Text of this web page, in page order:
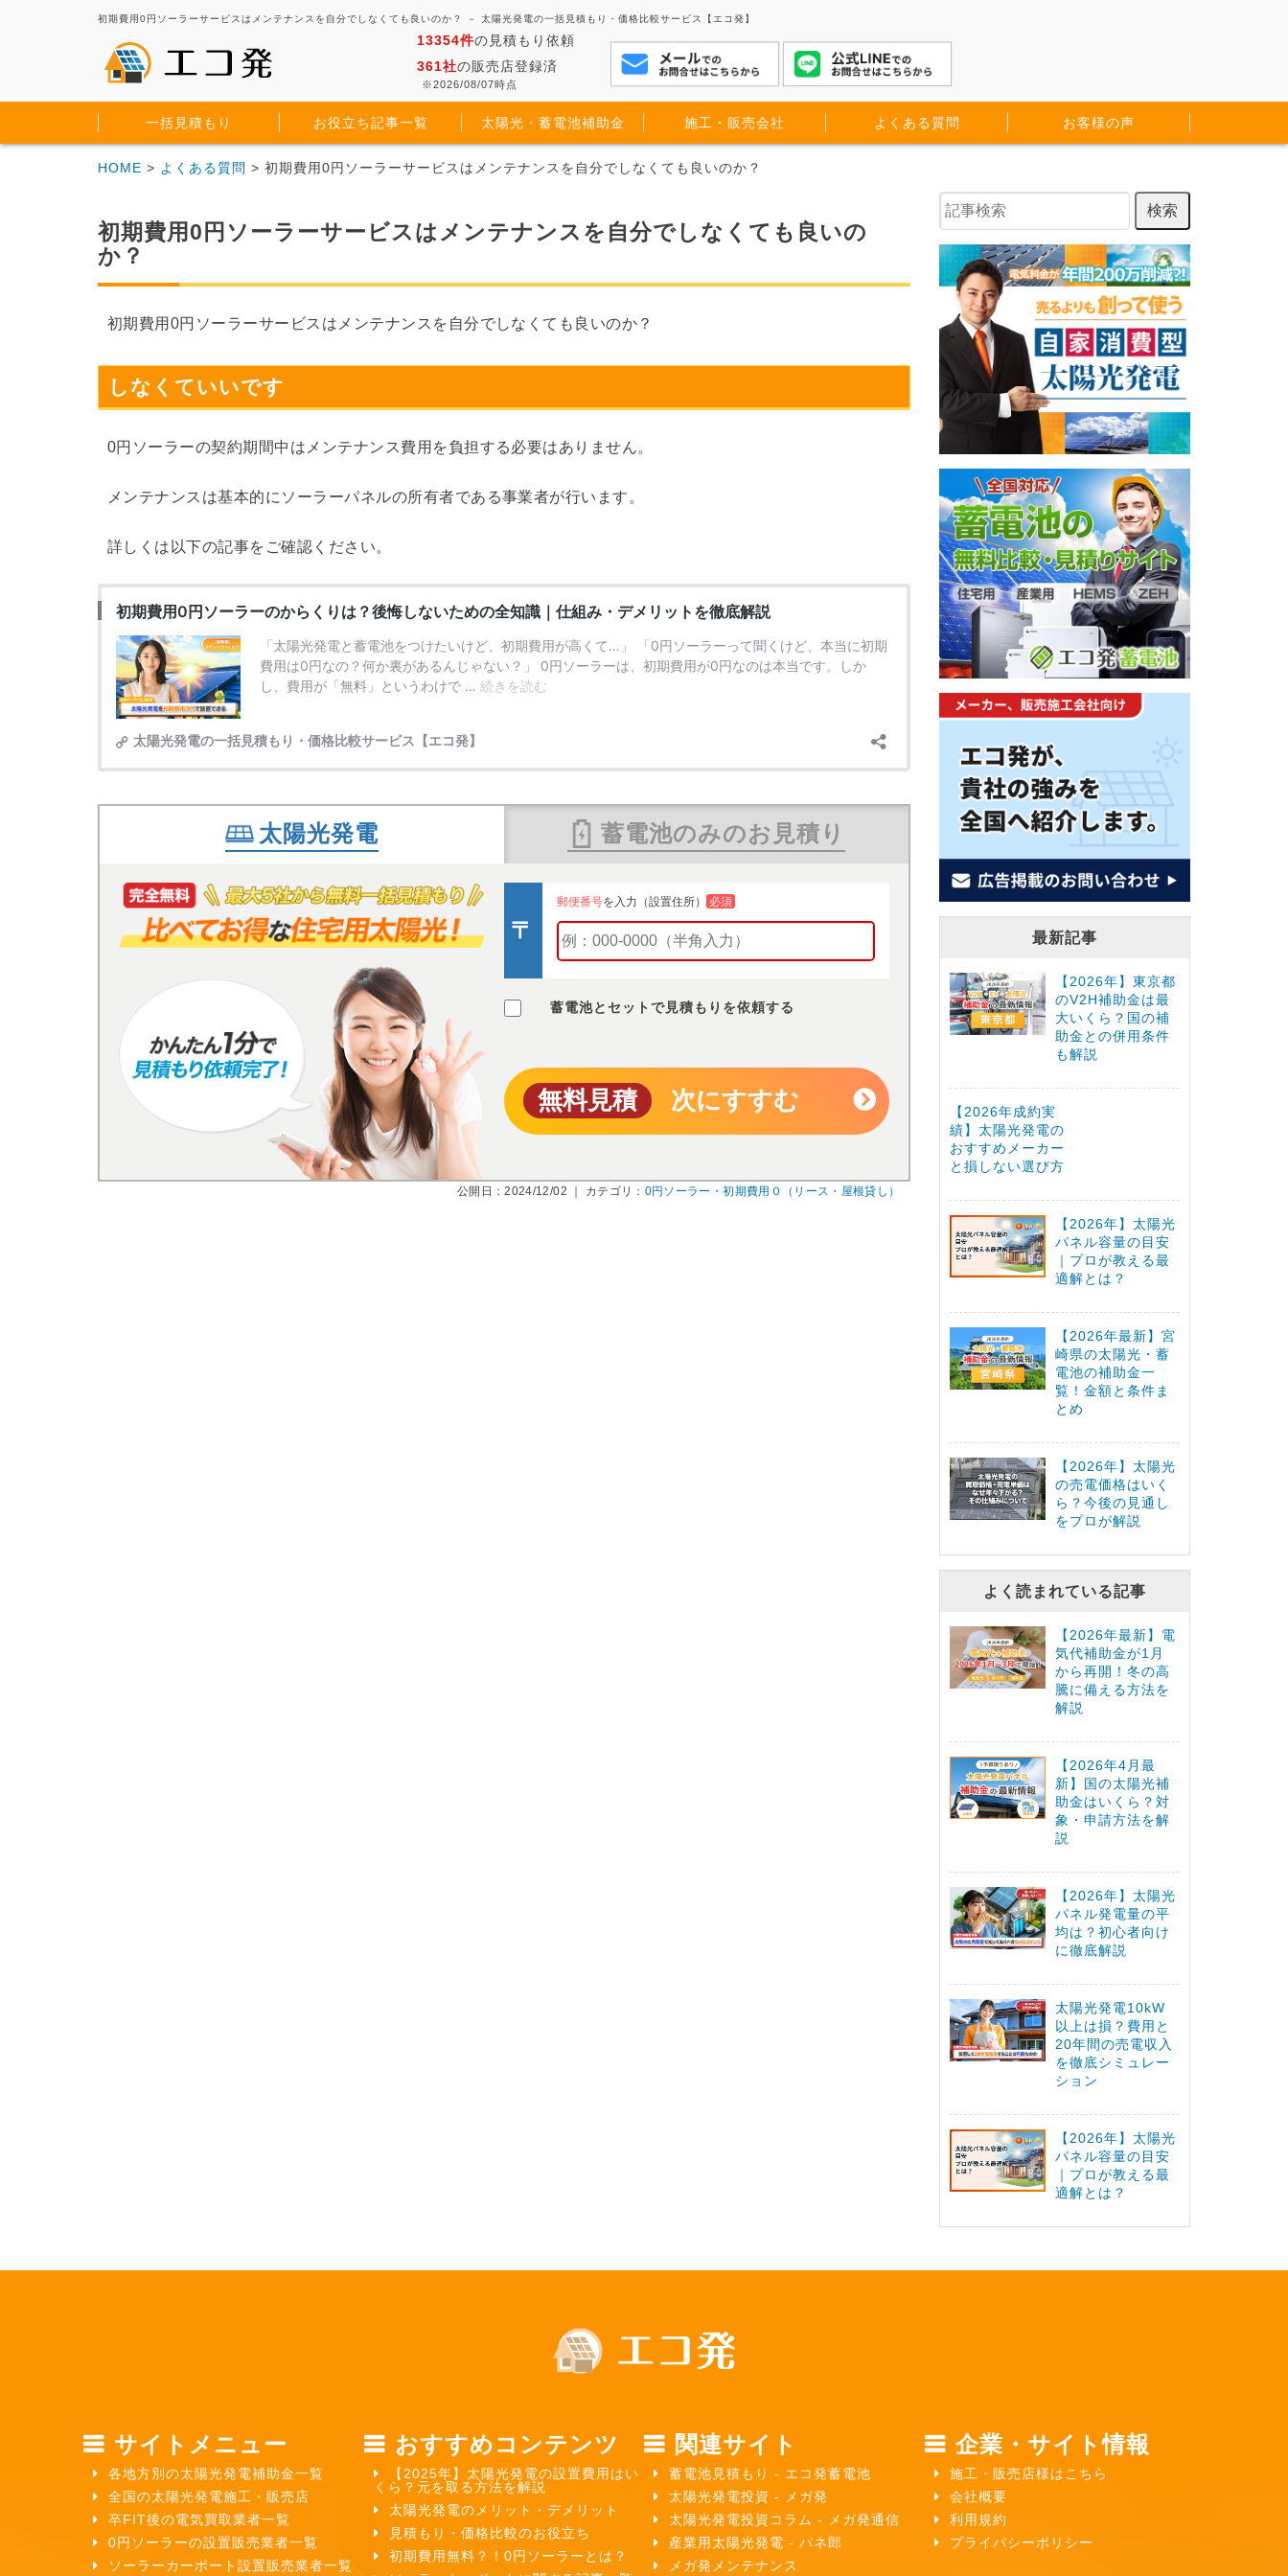
初期費用0円ソーラーサービスはメンテナンスを自分でしなくても良いのか？ － 太陽光発電の一括見積もり・価格比較サービス【エコ発】
13354件の見積もり依頼
361社の販売店登録済
※2026/08/07時点
一括見積もり お役立ち記事一覧 太陽光・蓄電池補助金 施工・販売会社 よくある質問 お客様の声
HOME > よくある質問 > 初期費用0円ソーラーサービスはメンテナンスを自分でしなくても良いのか？
初期費用0円ソーラーサービスはメンテナンスを自分でしなくても良いの
か？
初期費用0円ソーラーサービスはメンテナンスを自分でしなくても良いのか？
しなくていいです
0円ソーラーの契約期間中はメンテナンス費用を負担する必要はありません。
メンテナンスは基本的にソーラーパネルの所有者である事業者が行います。
詳しくは以下の記事をご確認ください。
太陽光発電 蓄電池のみのお見積り
郵便番号を入力（設置住所） 必須
蓄電池とセットで見積もりを依頼する
無料見積 次にすすむ
公開日：2024/12/02 ｜ カテゴリ： 0円ソーラー・初期費用０（リース・屋根貸し）
最新記事
【2026年】東京都
のV2H補助金は最
大いくら？国の補
助金との併用条件
も解説
【2026年成約実
績】太陽光発電の
おすすめメーカー
と損しない選び方
【2026年】太陽光
パネル容量の目安
｜プロが教える最
適解とは？
【2026年最新】宮
崎県の太陽光・蓄
電池の補助金一
覧！金額と条件ま
とめ
【2026年】太陽光
の売電価格はいく
ら？今後の見通し
をプロが解説
よく読まれている記事
【2026年最新】電
気代補助金が1月
から再開！冬の高
騰に備える方法を
解説
【2026年4月最
新】国の太陽光補
助金はいくら？対
象・申請方法を解
説
【2026年】太陽光
パネル発電量の平
均は？初心者向け
に徹底解説
太陽光発電10kW
以上は損？費用と
20年間の売電収入
を徹底シミュレー
ション
【2026年】太陽光
パネル容量の目安
｜プロが教える最
適解とは？
サイトメニュー
各地方別の太陽光発電補助金一覧
全国の太陽光発電施工・販売店
卒FIT後の電気買取業者一覧
0円ソーラーの設置販売業者一覧
ソーラーカーポート設置販売業者一覧
おすすめコンテンツ
【2025年】太陽光発電の設置費用はい
くら？元を取る方法を解説
太陽光発電のメリット・デメリット
見積もり・価格比較のお役立ち
初期費用無料？！0円ソーラーとは？
関連サイト
蓄電池見積もり - エコ発蓄電池
太陽光発電投資 - メガ発
太陽光発電投資コラム - メガ発通信
産業用太陽光発電 - パネ郎
メガ発メンテナンス
企業・サイト情報
施工・販売店様はこちら
会社概要
利用規約
プライバシーポリシー